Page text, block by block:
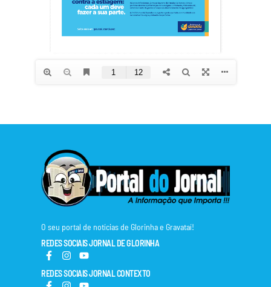
O seu portal de notícias de Glorinha e Gravataí!
REDES SOCIAIS JORNAL DE GLORINHA
REDES SOCIAIS JORNAL CONTEXTO